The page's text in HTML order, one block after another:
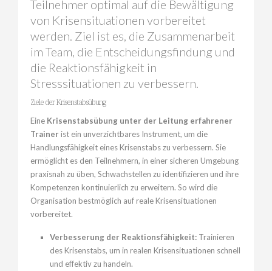
Teilnehmer optimal auf die Bewältigung
von Krisensituationen vorbereitet
werden. Ziel ist es, die Zusammenarbeit
im Team, die Entscheidungsfindung und
die Reaktionsfähigkeit in
Stresssituationen zu verbessern.
Ziele der Krisenstabsübung
Eine Krisenstabsübung unter der Leitung erfahrener
Trainerist ein unverzichtbares Instrument, um die
Handlungsfähigkeit eines Krisenstabs zu verbessern. Sie
ermöglicht es den Teilnehmern, in einer sicheren Umgebung
praxisnah zu üben, Schwachstellen zu identifizieren und ihre
Kompetenzen kontinuierlich zu erweitern. So wird die
Organisation bestmöglich auf reale Krisensituationen
vorbereitet.
Verbesserung der Reaktionsfähigkeit: Trainieren
des Krisenstabs, um in realen Krisensituationen schnell
und effektiv zu handeln.